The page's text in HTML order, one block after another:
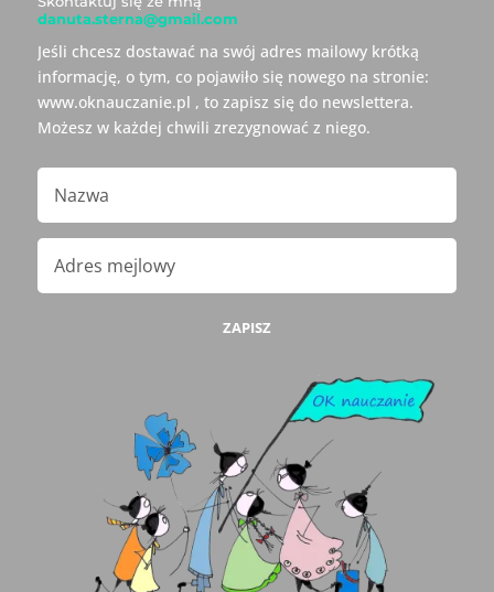
danuta.sterna@gmail.com
Jeśli chcesz dostawać na swój adres mailowy krótką
informację, o tym, co pojawiło się nowego na stronie:
www.oknauczanie.pl , to zapisz się do newslettera.
Możesz w każdej chwili zrezygnować z niego.
ZAPISZ